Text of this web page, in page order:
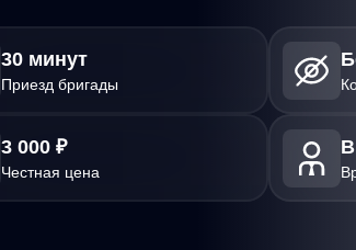
30 минут
Приезд бригады
3 000 ₽
Честная цена